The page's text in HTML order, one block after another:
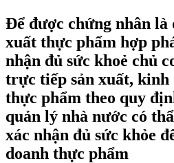
Để được chứng nhân là
xuất thực phẩm hợp
nhận đủ sức khoẻ chủ
trực tiếp sản xuất, kinh
thực phẩm theo quy
quản lý nhà nước có
xác nhận đủ sức khỏe
doanh thực phẩm